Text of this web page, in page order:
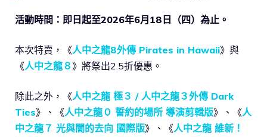
活動時間：即日起至2026年6月18日（四）為止。
本次特賣，《人中之龍8外傳 Pirates in Hawaii》與
《人中之龍８》將祭出2.5折優惠。
除此之外，《人中之龍 極３ / 人中之龍３外傳 Dark
Ties》、《人中之龍０ 誓約的場所 導演剪輯版》、《人
中之龍７ 光與闇的去向 國際版》、《人中之龍 維新！